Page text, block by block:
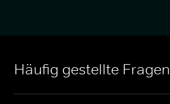
Häufig gestellte Fragen